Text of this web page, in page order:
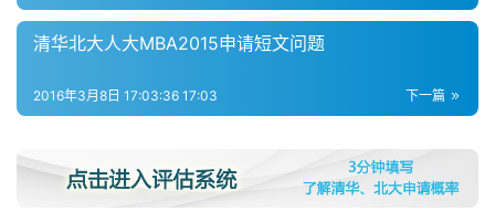
清华北大人大MBA2015申请短文问题
下一篇
2016年3月8日 17:03:36 17:03